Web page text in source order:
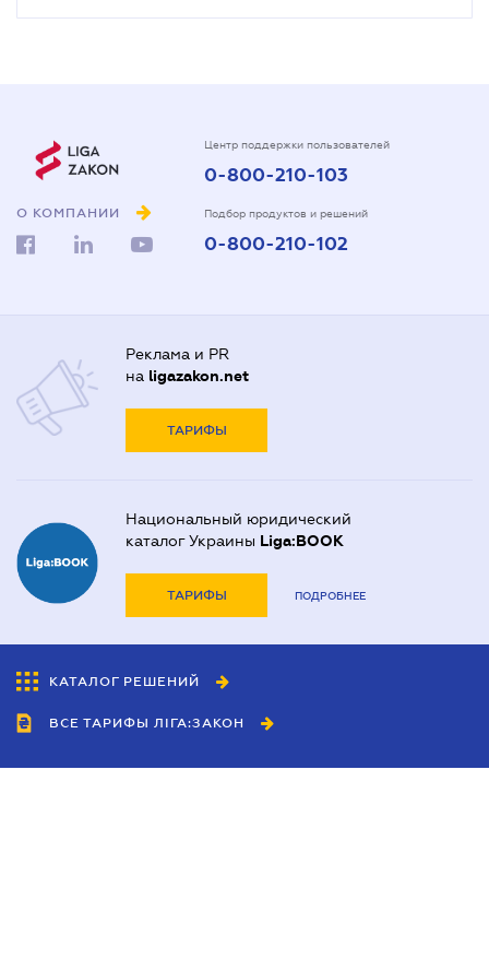
О КОМПАНИИ
Центр поддержки пользователей
0-800-210-103
Подбор продуктов и решений
0-800-210-102
Реклама и PR
на ligazakon.net
ТАРИФЫ
Национальный юридический
каталог Украины Liga:BOOK
ТАРИФЫ ПОДРОБНЕЕ
КАТАЛОГ РЕШЕНИЙ
ВСЕ ТАРИФЫ ЛІГА:ЗАКОН